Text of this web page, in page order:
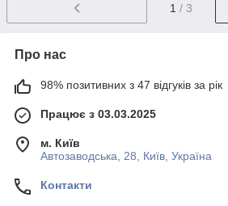
1 / 3
Про нас
98% позитивних з 47 відгуків за рік
Працює з 03.03.2025
м. Київ
Автозаводська, 28, Київ, Україна
Контакти